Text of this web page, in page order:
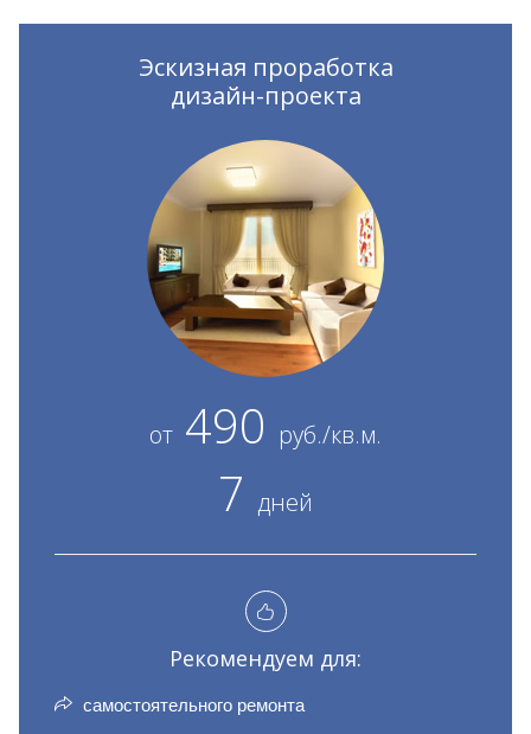
Эскизная проработка
дизайн-проекта
от 490 руб./кв.м.
7 дней
Рекомендуем для:
самостоятельного ремонта